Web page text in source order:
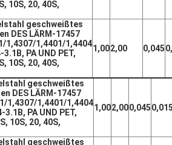
1,002,00 0,045
1,002,000,0450,015